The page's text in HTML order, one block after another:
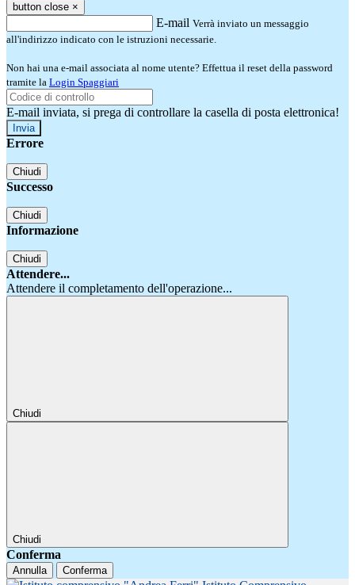
button close ×
E-mail Verrà inviato un messaggio
all'indirizzo indicato con le istruzioni necessarie.
Non hai una e-mail associata al nome utente? Effettua il reset della password
tramite la Login Spaggiari
E-mail inviata, si prega di controllare la casella di posta elettronica!
Errore
Chiudi
Successo
Chiudi
Informazione
Chiudi
Attendere...
Attendere il completamento dell'operazione...
Chiudi
Chiudi
Conferma
Annulla Conferma